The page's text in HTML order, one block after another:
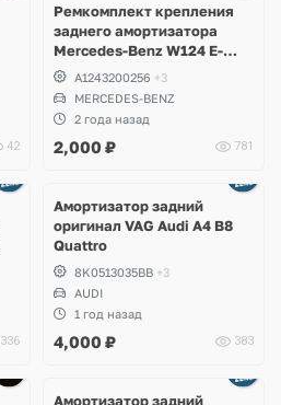
42
Ремкомплект крепления
заднего амортизатора
Mercedes-Benz W124 E-
Klass, W201 190, W129 SL
A1243200256 +3
MERCEDES-BENZ
2 года назад
2,000 ₽ 781
336
Амортизатор задний
оригинал VAG Audi A4 B8
Quattro
8K0513035BB +3
AUDI
1 год назад
4,000 ₽ 383
Амортизатор задний